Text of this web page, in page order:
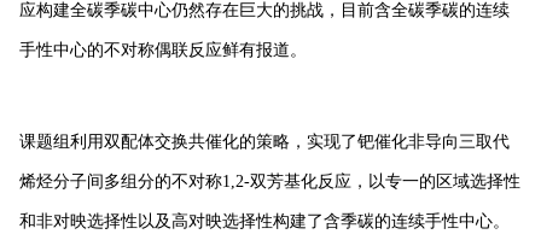
应构建全碳季碳中心仍然存在巨大的挑战，目前含全碳季碳的连续
手性中心的不对称偶联反应鲜有报道。
课题组利用双配体交换共催化的策略，实现了钯催化非导向三取代
烯烃分子间多组分的不对称1,2-双芳基化反应，以专一的区域选择性
和非对映选择性以及高对映选择性构建了含季碳的连续手性中心。